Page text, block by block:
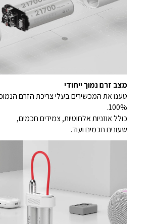
מצב זרם נמוך ייחודי
טענו את המכשירים בעלי צריכת הזרם
100%.
כולל אוזניות אלחוטיות, צמידים חכמים,
שעונים חכמים ועוד.